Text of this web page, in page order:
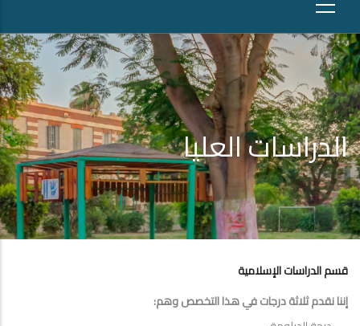
الدراسات العليا
قسم الدراسات الإسلامية
إننا نقدم ثلاثة درجات في هذا التخصص وهم: